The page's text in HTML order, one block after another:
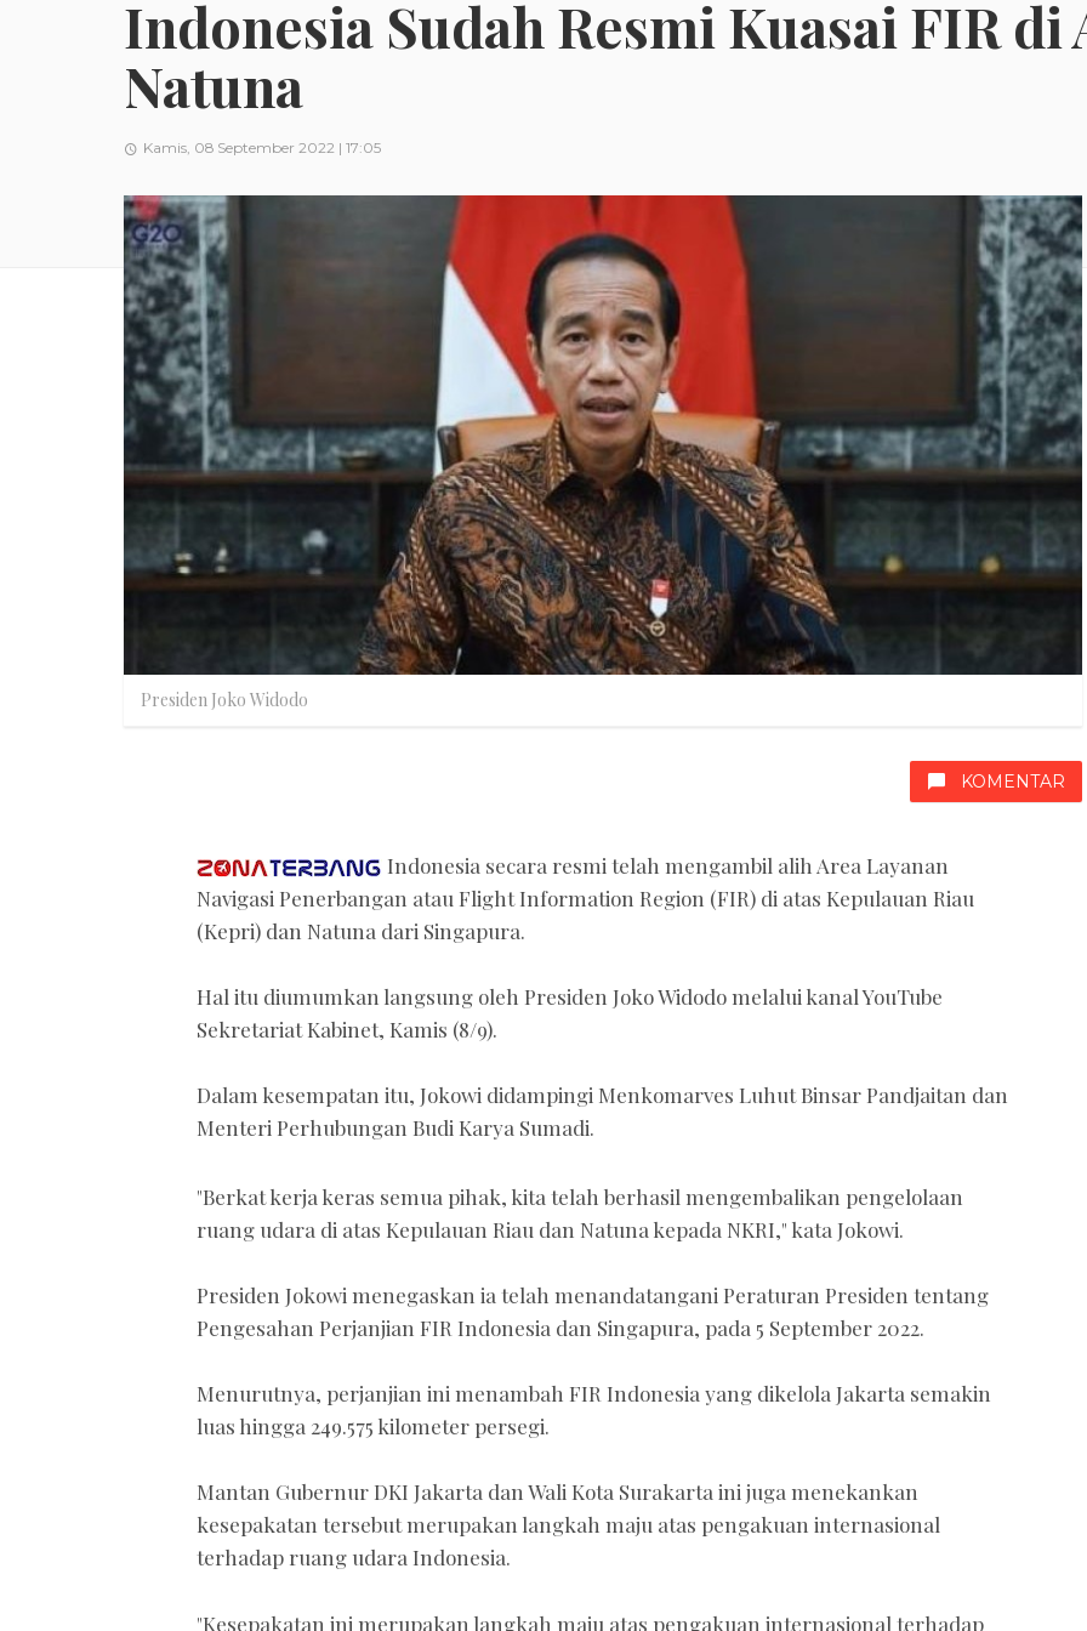
Indonesia Sudah Resmi Kuasai FIR di
Natuna
Kamis, 08 September 2022 | 17:05
Presiden Joko Widodo
KOMENTAR
Indonesia secara resmi telah mengambil alih Area Layanan
Navigasi Penerbangan atau Flight Information Region (FIR) di atas Kepulauan Riau
(Kepri) dan Natuna dari Singapura.
Hal itu diumumkan langsung oleh Presiden Joko Widodo melalui kanal YouTube
Sekretariat Kabinet, Kamis (8/9).
Dalam kesempatan itu, Jokowi didampingi Menkomarves Luhut Binsar Pandjaitan dan
Menteri Perhubungan Budi Karya Sumadi.
"Berkat kerja keras semua pihak, kita telah berhasil mengembalikan pengelolaan
ruang udara di atas Kepulauan Riau dan Natuna kepada NKRI," kata Jokowi.
Presiden Jokowi menegaskan ia telah menandatangani Peraturan Presiden tentang
Pengesahan Perjanjian FIR Indonesia dan Singapura, pada 5 September 2022.
Menurutnya, perjanjian ini menambah FIR Indonesia yang dikelola Jakarta semakin
luas hingga 249.575 kilometer persegi.
Mantan Gubernur DKI Jakarta dan Wali Kota Surakarta ini juga menekankan
kesepakatan tersebut merupakan langkah maju atas pengakuan internasional
terhadap ruang udara Indonesia.
"Kesepakatan ini merupakan langkah maju atas pengakuan internasional terhadap